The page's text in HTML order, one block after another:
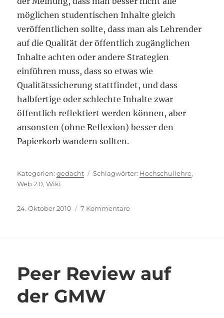
möglichen studentischen Inhalte gleich
veröffentlichen sollte, dass man als Lehrender
auf die Qualität der öffentlich zugänglichen
Inhalte achten oder andere Strategien
einführen muss, dass so etwas wie
Qualitätssicherung stattfindet, und dass
halbfertige oder schlechte Inhalte zwar
öffentlich reflektiert werden können, aber
ansonsten (ohne Reflexion) besser den
Papierkorb wandern sollten.
Kategorien
gedacht Schlagwörter
Hochschullehre,
Web 2.0,Wiki
Veröffentlicht
24. Oktober 2010 7 Kommentarezu
Peer Review auf
der GMW